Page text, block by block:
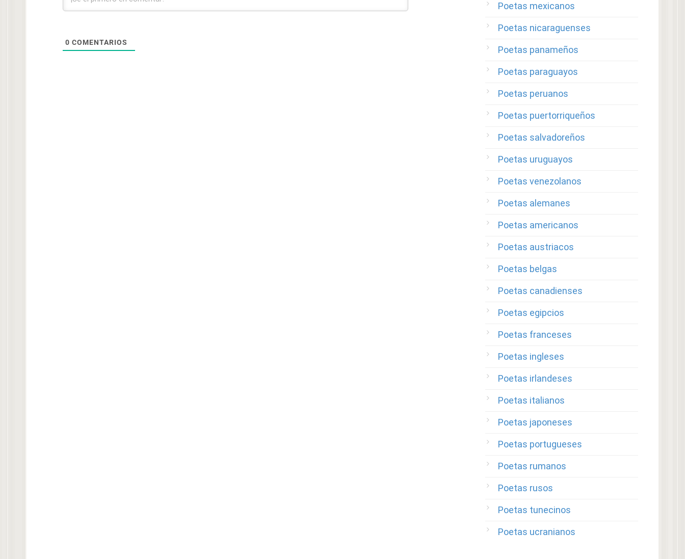
0 COMENTARIOS
Poetas mexicanos
Poetas nicaraguenses
Poetas panameños
Poetas paraguayos
Poetas peruanos
Poetas puertorriqueños
Poetas salvadoreños
Poetas uruguayos
Poetas venezolanos
Poetas alemanes
Poetas americanos
Poetas austriacos
Poetas belgas
Poetas canadienses
Poetas egipcios
Poetas franceses
Poetas ingleses
Poetas irlandeses
Poetas italianos
Poetas japoneses
Poetas portugueses
Poetas rumanos
Poetas rusos
Poetas tunecinos
Poetas ucranianos